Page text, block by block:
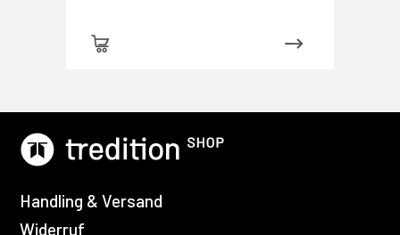
Handling & Versand
Widerruf